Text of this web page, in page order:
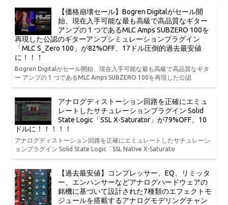
【価格崩壊セール】Bogren Digitalがセール開
始、現在入手可能な最も高級で高品質なギター
アンプの 1 つであるMLC Amps SUBZERO 100を
再現した公認のギターアンプシミュレーションプラグイン
「MLC S_Zero 100」が82%OFF、17ドル圧倒的過去最安値
に！！！
Bogren Digitalがセール開始、現在入手可能な最も高級で高品質なギタ
ー アンプの 1 つであるMLC Amps SUBZERO 100を再現した公認
アナログディストーション回路を正確にエミュ
レートしたサチュレーションプラグイン Solid
State Logic「SSL X-Saturator」が79%OFF、10
ドルに！！！！！
アナログディストーション回路を正確にエミュレートしたサチュレーシ
ョンプラグイン Solid State Logic「SSL Native X-Saturato
【過去最安値】コンプレッサー、EQ、リミッタ
ー、エンハンサーなどアナログハードウェアの
銘機に基づいて設計された7種類のエフェクトモ
ジュールを搭載するアナログモデリングチャン